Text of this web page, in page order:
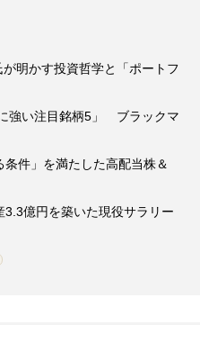
が明かす投資哲学と「ポートフ
強い注目銘柄5」 ブラックマ
件」を満たした高配当株＆
3.3億円を築いた現役サラリー